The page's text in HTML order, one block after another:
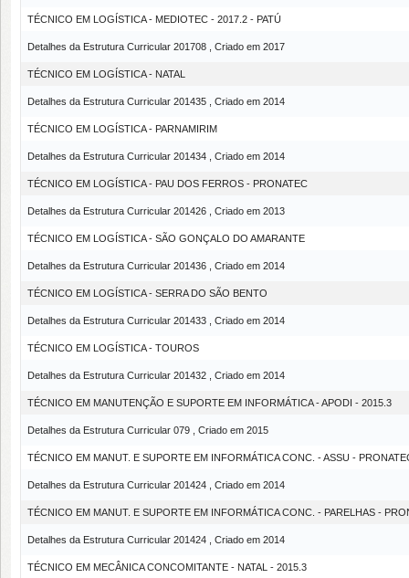
TÉCNICO EM LOGÍSTICA - MEDIOTEC - 2017.2 - PATÚ
Detalhes da Estrutura Curricular 201708 , Criado em 2017
TÉCNICO EM LOGÍSTICA - NATAL
Detalhes da Estrutura Curricular 201435 , Criado em 2014
TÉCNICO EM LOGÍSTICA - PARNAMIRIM
Detalhes da Estrutura Curricular 201434 , Criado em 2014
TÉCNICO EM LOGÍSTICA - PAU DOS FERROS - PRONATEC
Detalhes da Estrutura Curricular 201426 , Criado em 2013
TÉCNICO EM LOGÍSTICA - SÃO GONÇALO DO AMARANTE
Detalhes da Estrutura Curricular 201436 , Criado em 2014
TÉCNICO EM LOGÍSTICA - SERRA DO SÃO BENTO
Detalhes da Estrutura Curricular 201433 , Criado em 2014
TÉCNICO EM LOGÍSTICA - TOUROS
Detalhes da Estrutura Curricular 201432 , Criado em 2014
TÉCNICO EM MANUTENÇÃO E SUPORTE EM INFORMÁTICA - APODI - 2015.3
Detalhes da Estrutura Curricular 079 , Criado em 2015
TÉCNICO EM MANUT. E SUPORTE EM INFORMÁTICA CONC. - ASSU -
Detalhes da Estrutura Curricular 201424 , Criado em 2014
TÉCNICO EM MANUT. E SUPORTE EM INFORMÁTICA CONC. - PARELHAS -
Detalhes da Estrutura Curricular 201424 , Criado em 2014
TÉCNICO EM MECÂNICA CONCOMITANTE - NATAL - 2015.3